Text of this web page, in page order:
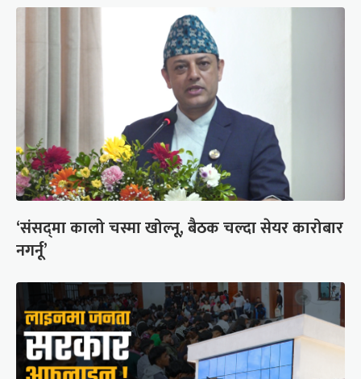
‘संसद्‍मा कालो चस्मा खोल्नू, बैठक चल्दा सेयर कारोबार
नगर्नू’